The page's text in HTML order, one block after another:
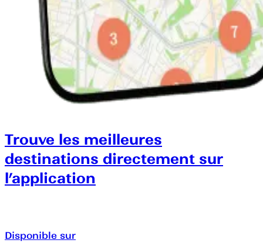
Trouve les meilleures
destinations directement sur
l’application
Disponible sur